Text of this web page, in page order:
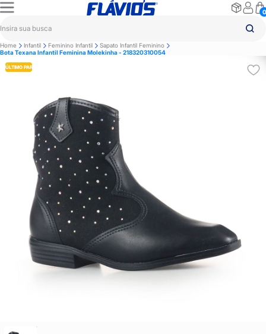
0
Home Infantil Feminino Infantil
Sapato Infantil Feminino
Bota Texana Infantil Feminina Molekinha - 218320310054
ÚLTIMO PAR